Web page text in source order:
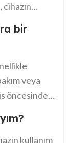
cihazın
bir
veya
öncesinde
kullanım